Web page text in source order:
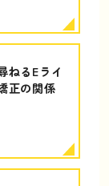
ねるEライ
正の関係